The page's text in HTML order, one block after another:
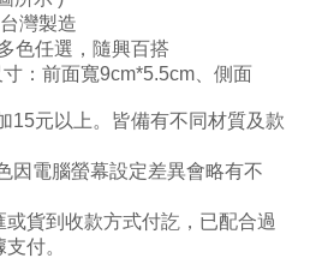
灣製造
色任選 ，隨興百搭
：前面寬9cm*5.5cm、側面
15元以上。皆備有不同材質及款
因電腦螢幕設定差異會略有不
貨到收款方式付訖，已配合過
付。